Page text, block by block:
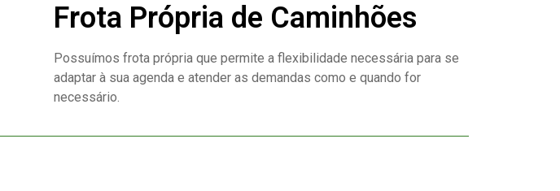
Frota Própria de Caminhões
Possuímos frota própria que permite a flexibilidade necessária para se
adaptar à sua agenda e atender as demandas como e quando for
necessário.